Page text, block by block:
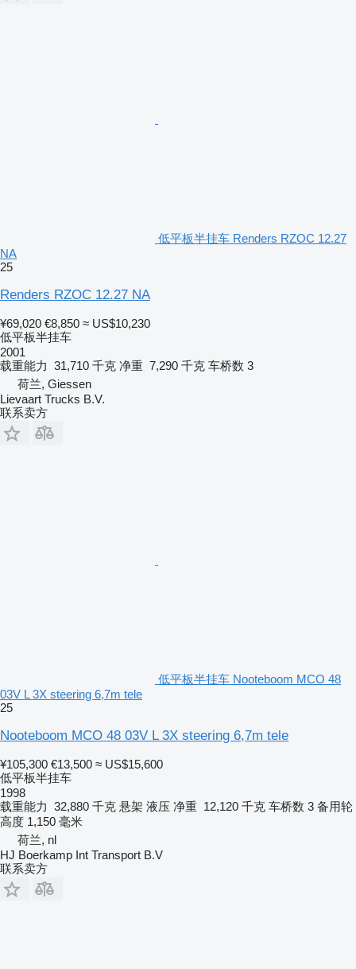
低平板半挂车 Renders RZOC 12.27
NA
25
Renders RZOC 12.27 NA
¥69,020 €8,850 ≈ US$10,230
低平板半挂车
2001
载重能力 31,710 千克 净重 7,290 千克 车桥数 3
荷兰, Giessen
Lievaart Trucks B.V.
联系卖方
低平板半挂车 Nooteboom MCO 48
03V L 3X steering 6,7m tele
25
Nooteboom MCO 48 03V L 3X steering 6,7m tele
¥105,300 €13,500 ≈ US$15,600
低平板半挂车
1998
载重能力 32,880 千克 悬架 液压 净重 12,120 千克 车桥数 3 备用轮
高度 1,150 毫米
荷兰, nl
HJ Boerkamp Int Transport B.V
联系卖方